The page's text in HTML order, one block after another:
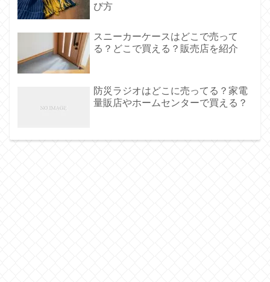
び方
スニーカーケースはどこで売って
る？どこで買える？販売店を紹介
防災ラジオはどこに売ってる？家電
量販店やホームセンターで買える？